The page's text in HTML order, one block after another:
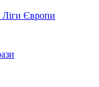
Європи